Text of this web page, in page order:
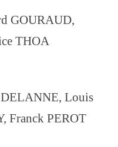
GOURAUD,
THOA
DELANNE, Louis
Franck PEROT